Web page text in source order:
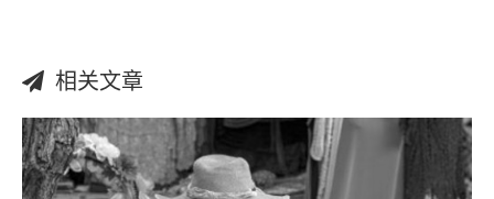
相关文章